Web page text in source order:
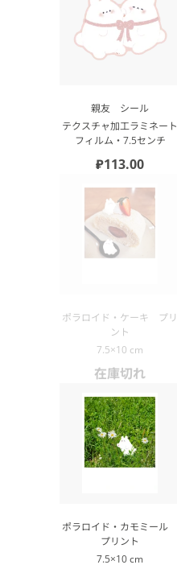
親友 シール
テクスチャ加工ラミネート
フィルム・7.5センチ
₽113.00
ポラロイド・ケーキ プリ
ント
7.5×10 cm
在庫切れ
ポラロイド・カモミール
プリント
7.5×10 cm